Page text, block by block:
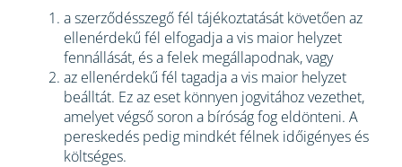
a szerződésszegő fél tájékoztatását követően az
ellenérdekű fél elfogadja a vis maior helyzet
fennállását, és a felek megállapodnak, vagy
az ellenérdekű fél tagadja a vis maior helyzet
beálltát. Ez az eset könnyen jogvitához vezethet,
amelyet végső soron a bíróság fog eldönteni. A
pereskedés pedig mindkét félnek időigényes és
költséges.